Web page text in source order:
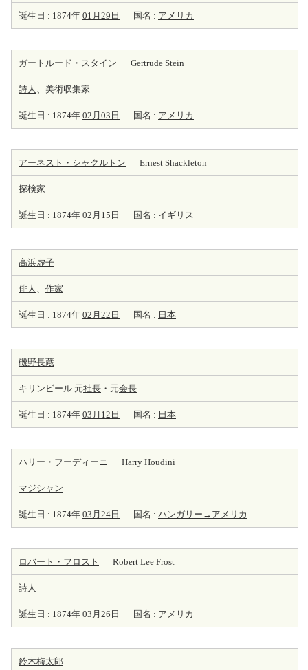
誕生日 : 1874年 01月29日 国名 : アメリカ
ガートルード・スタイン Gertrude Stein
詩人 、美術収集家
誕生日 : 1874年 02月03日 国名 : アメリカ
アーネスト・シャクルトン Ernest Shackleton
探検家
誕生日 : 1874年 02月15日 国名 : イギリス
高浜虚子
俳人 、 作家
誕生日 : 1874年 02月22日 国名 : 日本
磯野長蔵
キリンビール 元社長 ・元会長
誕生日 : 1874年 03月12日 国名 : 日本
ハリー・フーディーニ Harry Houdini
マジシャン
誕生日 : 1874年 03月24日 国名 : ハンガリー→アメリカ
ロバート・フロスト Robert Lee Frost
詩人
誕生日 : 1874年 03月26日 国名 : アメリカ
鈴木梅太郎